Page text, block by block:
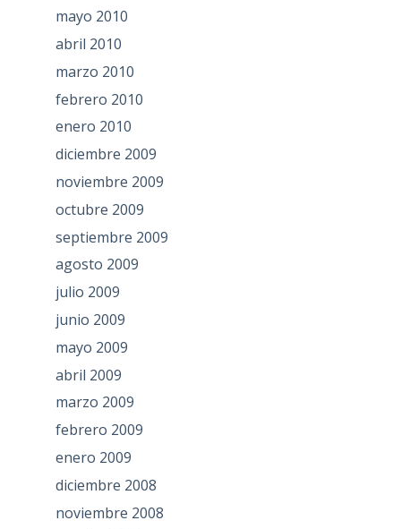
mayo 2010
abril 2010
marzo 2010
febrero 2010
enero 2010
diciembre 2009
noviembre 2009
octubre 2009
septiembre 2009
agosto 2009
julio 2009
junio 2009
mayo 2009
abril 2009
marzo 2009
febrero 2009
enero 2009
diciembre 2008
noviembre 2008